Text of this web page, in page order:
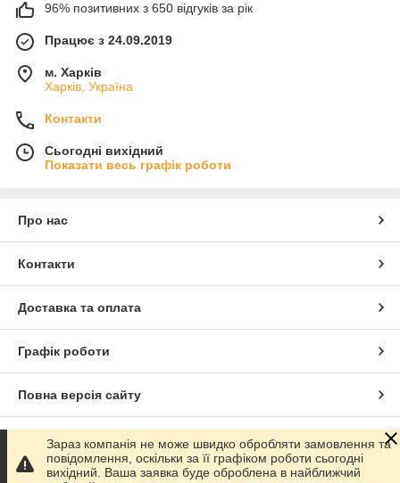
96% позитивних з 650 відгуків за рік
Працює з 24.09.2019
м. Харків
Харків, Україна
Контакти
Сьогодні вихідний
Показати весь графік роботи
Про нас
Контакти
Доставка та оплата
Графік роботи
Повна версія сайту
Сайт створено на маркетплейсіProm.ua
Зараз компанія не може швидко обробляти замовлення та
повідомлення, оскільки за її графіком роботи сьогодні
вихідний. Ваша заявка буде оброблена в найближчий